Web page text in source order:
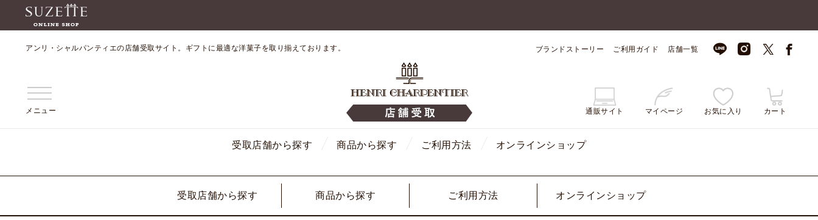
アンリ・シャルパンティエの店舗受取サイト。ギフトに最適な洋菓子を取り揃えております。 ブランドストーリー ご利用ガイド 店舗一覧
メニュー 通販サイト マイページ お気に入り カート
受取店舗から探す 商品から探す ご利用方法 オンラインショップ
受取店舗から探す 商品から探す ご利用方法 オンラインショップ